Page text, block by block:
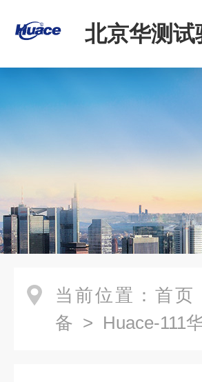
北京华测
当前位置： 首页
备 > Huace-111